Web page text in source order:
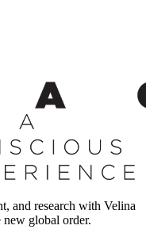
and research with Velina
global order.